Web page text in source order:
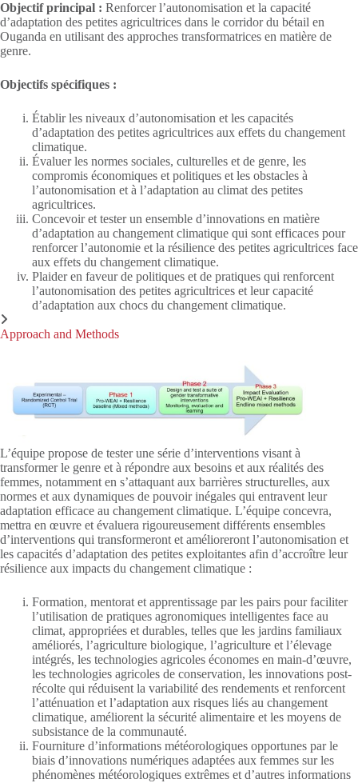
Objectif principal : Renforcer l’autonomisation et la capacité
d’adaptation des petites agricultrices dans le corridor du bétail en
Ouganda en utilisant des approches transformatrices en matière de
genre.
Objectifs spécifiques :
Établir les niveaux d’autonomisation et les capacités
d’adaptation des petites agricultrices aux effets du changement
climatique.
Évaluer les normes sociales, culturelles et de genre, les
compromis économiques et politiques et les obstacles à
l’autonomisation et à l’adaptation au climat des petites
agricultrices.
Concevoir et tester un ensemble d’innovations en matière
d’adaptation au changement climatique qui sont efficaces pour
renforcer l’autonomie et la résilience des petites agricultrices face
aux effets du changement climatique.
Plaider en faveur de politiques et de pratiques qui renforcent
l’autonomisation des petites agricultrices et leur capacité
d’adaptation aux chocs du changement climatique.
Approach and Methods
L’équipe propose de tester une série d’interventions visant à
transformer le genre et à répondre aux besoins et aux réalités des
femmes, notamment en s’attaquant aux barrières structurelles, aux
normes et aux dynamiques de pouvoir inégales qui entravent leur
adaptation efficace au changement climatique. L’équipe concevra,
mettra en œuvre et évaluera rigoureusement différents ensembles
d’interventions qui transformeront et amélioreront l’autonomisation et
les capacités d’adaptation des petites exploitantes afin d’accroître leur
résilience aux impacts du changement climatique :
Formation, mentorat et apprentissage par les pairs pour faciliter
l’utilisation de pratiques agronomiques intelligentes face au
climat, appropriées et durables, telles que les jardins familiaux
améliorés, l’agriculture biologique, l’agriculture et l’élevage
intégrés, les technologies agricoles économes en main-d’œuvre,
les technologies agricoles de conservation, les innovations post-
récolte qui réduisent la variabilité des rendements et renforcent
l’atténuation et l’adaptation aux risques liés au changement
climatique, améliorent la sécurité alimentaire et les moyens de
subsistance de la communauté.
Fourniture d’informations météorologiques opportunes par le
biais d’innovations numériques adaptées aux femmes sur les
phénomènes météorologiques extrêmes et d’autres informations